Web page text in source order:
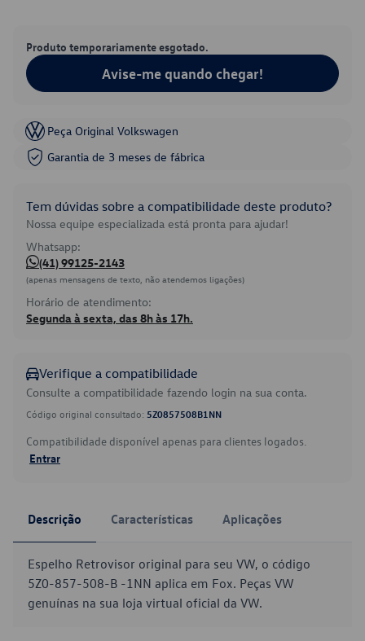
Produto temporariamente esgotado.
Avise-me quando chegar!
Peça Original Volkswagen
Garantia de 3 meses de fábrica
Tem dúvidas sobre a compatibilidade deste produto?
Nossa equipe especializada está pronta para ajudar!
Whatsapp:
(41) 99125-2143
(apenas mensagens de texto, não atendemos ligações)
Horário de atendimento:
Segunda à sexta, das 8h às 17h.
Verifique a compatibilidade
Consulte a compatibilidade fazendo login na sua conta.
Código original consultado: 5Z0857508B1NN
Compatibilidade disponível apenas para clientes logados.
Entrar
Descrição Características Aplicações
Espelho Retrovisor original para seu VW, o código
5Z0-857-508-B -1NN aplica em Fox. Peças VW
genuínas na sua loja virtual oficial da VW.